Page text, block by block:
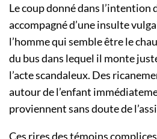
Le coup donné dans l’intention
accompagné d’une insulte
l’homme qui semble être le
du bus dans lequel il monte
l’acte scandaleux. Des
autour de l’enfant
proviennent sans doute de
Ces rires des témoins